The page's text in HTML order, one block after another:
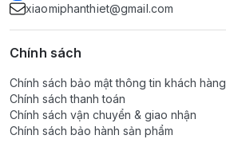
xiaomiphanthiet@gmail.com
Chính sách
Chính sách bảo mật thông tin khách hàng
Chính sách thanh toán
Chính sách vận chuyển & giao nhận
Chính sách bảo hành sản phẩm